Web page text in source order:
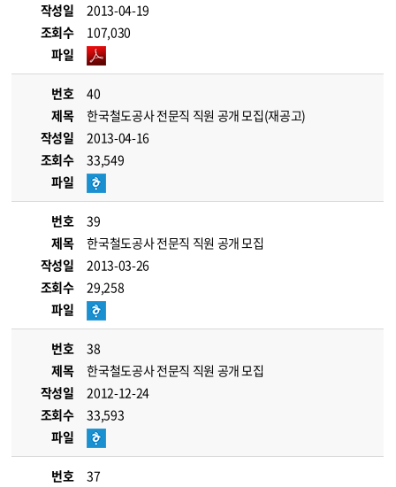
작성일
2013-04-19
조회수
107,030
파일
번호
40
제목
한국철도공사 전문직 직원 공개 모집(재공고)
작성일
2013-04-16
조회수
33,549
파일
번호
39
제목
한국철도공사 전문직 직원 공개 모집
작성일
2013-03-26
조회수
29,258
파일
번호
38
제목
한국철도공사 전문직 직원 공개 모집
작성일
2012-12-24
조회수
33,593
파일
번호
37